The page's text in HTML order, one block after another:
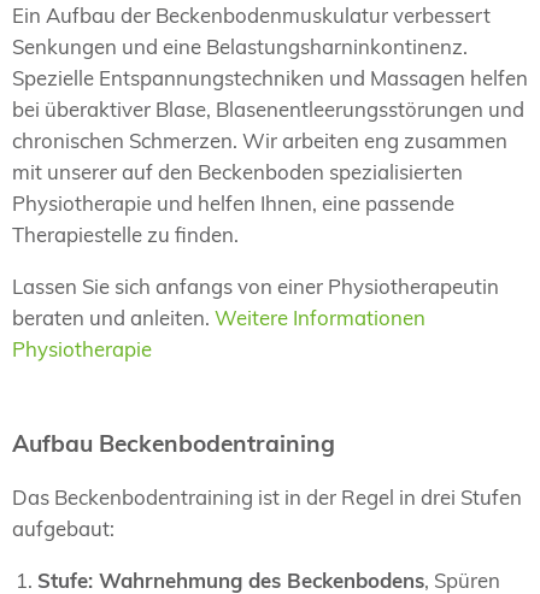
Ein Aufbau der Beckenbodenmuskulatur verbessert
Senkungen und eine Belastungsharninkontinenz.
Spezielle Entspannungstechniken und Massagen helfen
bei überaktiver Blase, Blasenentleerungsstörungen und
chronischen Schmerzen. Wir arbeiten eng zusammen
mit unserer auf den Beckenboden spezialisierten
Physiotherapie und helfen Ihnen, eine passende
Therapiestelle zu finden.
Lassen Sie sich anfangs von einer Physiotherapeutin
beraten und anleiten. Weitere Informationen
Physiotherapie
Aufbau Beckenbodentraining
Das Beckenbodentraining ist in der Regel in drei Stufen
aufgebaut:
Stufe: Wahrnehmung des Beckenbodens, Spüren